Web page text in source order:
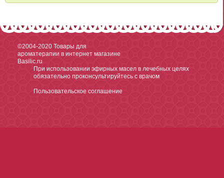
©2004-2020 Товары для
ароматерапии в интернет магазине
Basilic.ru
При использовании эфирных масел в лечебных целях
обязательно проконсультируйтесь с врачом
Пользовательское соглашение